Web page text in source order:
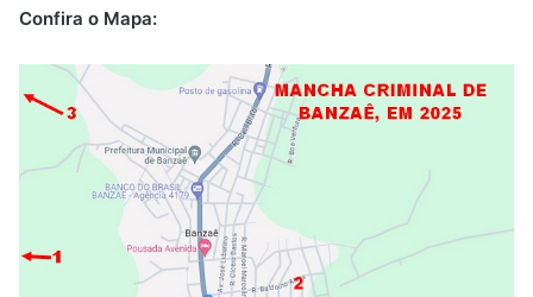
Confira o Mapa: